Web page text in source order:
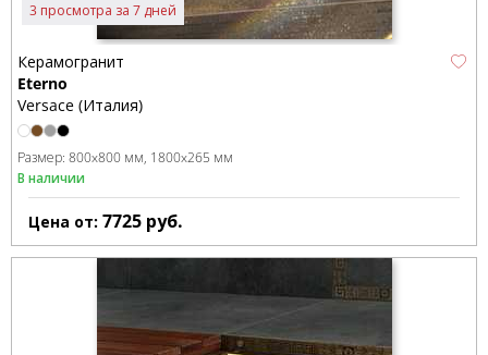
3 просмотра за 7 дней
Керамогранит
Eterno
Versace (Италия)
Размер: 800x800 мм 1800x265 мм
В наличии
Цена от: 7725 руб.